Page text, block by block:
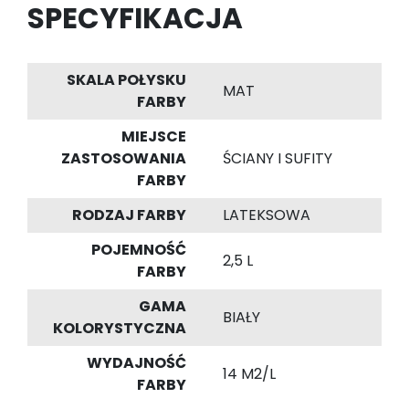
SPECYFIKACJA
SKALA POŁYSKU
FARBY
MAT
MIEJSCE
ZASTOSOWANIA
FARBY
ŚCIANY I SUFITY
RODZAJ FARBY
LATEKSOWA
POJEMNOŚĆ
FARBY
2,5 L
GAMA
KOLORYSTYCZNA
BIAŁY
WYDAJNOŚĆ
FARBY
14 M2/L